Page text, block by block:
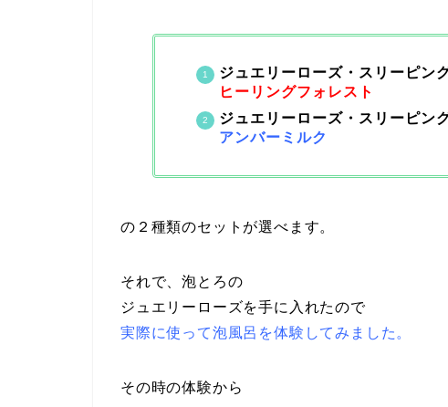
ジュエリーローズ・スリーピン
ヒーリングフォレスト
ジュエリーローズ・スリーピン
アンバーミルク
の２種類のセットが選べます。
それで、泡とろの
ジュエリーローズを手に入れたので
実際に使って泡風呂を体験してみました。
その時の体験から